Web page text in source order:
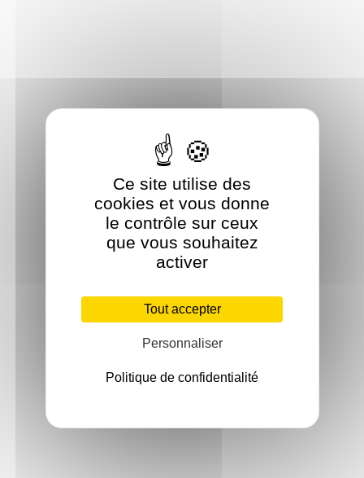
Ce site utilise des
cookies et vous donne
le contrôle sur ceux
que vous souhaitez
activer
Tout accepter
Personnaliser
Politique de confidentialité